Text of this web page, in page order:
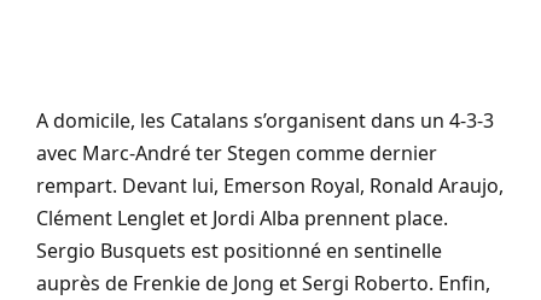
A domicile, les Catalans s’organisent dans un 4-3-3
avec Marc-André ter Stegen comme dernier
rempart. Devant lui, Emerson Royal, Ronald Araujo,
Clément Lenglet et Jordi Alba prennent place.
Sergio Busquets est positionné en sentinelle
auprès de Frenkie de Jong et Sergi Roberto. Enfin,